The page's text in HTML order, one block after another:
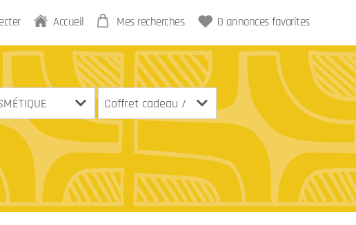
Accueil Mes recherches 0 annonces favorites